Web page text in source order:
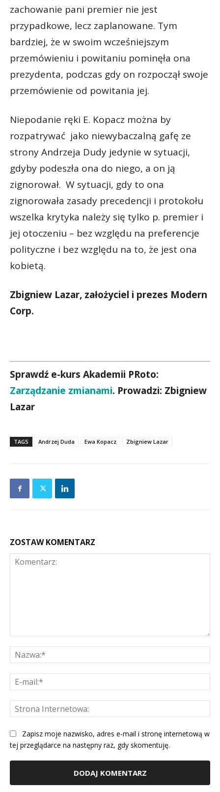
zachowanie pani premier nie jest
przypadkowe, lecz zaplanowane. Tym
bardziej, że w swoim wcześniejszym
przemówieniu i powitaniu pominęła ona
prezydenta, podczas gdy on rozpoczął swoje
przemówienie od powitania jej.
Niepodanie ręki E. Kopacz można by
rozpatrywać jako niewybaczalną gafę ze
strony Andrzeja Dudy jedynie w sytuacji,
gdyby podeszła ona do niego, a on ją
zignorował. W sytuacji, gdy to ona
zignorowała zasady precedencji i protokołu
wszelka krytyka należy się tylko p. premier i
jej otoczeniu – bez względu na preferencje
polityczne i bez względu na to, że jest ona
kobietą.
Zbigniew Lazar, założyciel i prezes Modern
Corp.
Sprawdź e-kurs Akademii PRoto:
Zarządzanie zmianami. Prowadzi: Zbigniew
Lazar
TAGS Andrzej Duda Ewa Kopacz Zbigniew Lazar
ZOSTAW KOMENTARZ
Zapisz moje nazwisko, adres e-mail i stronę internetową w
tej przeglądarce na następny raz, gdy skomentuję.